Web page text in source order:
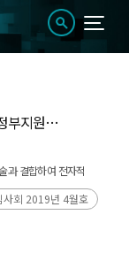
부지원
과 결합하여 전자적
스 혹은 제품의 형태로
사회 2019년 4월호